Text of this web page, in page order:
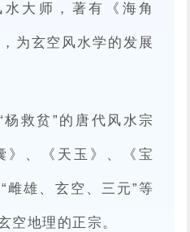
水大师，著有《海角
为玄空风水学的发展
杨救贫”的唐代风水宗
》、《天玉》、《宝
雌雄、玄空、三元”等
空地理的正宗。